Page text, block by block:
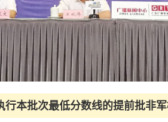
本批次最低分数线的提前批非军